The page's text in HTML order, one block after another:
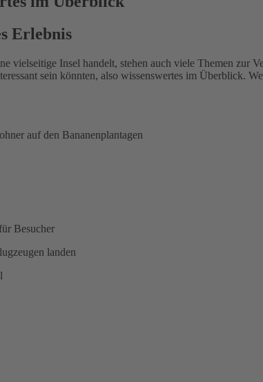
Erlebnis
vielseitige Insel handelt, stehen auch viele Themen zur
sein könnten, also wissenswertes im Überblick.
auf den Bananenplantagen
Besucher
landen